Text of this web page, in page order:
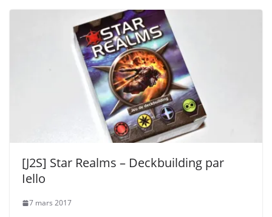
[J2S] Star Realms – Deckbuilding par
Iello
7 mars 2017